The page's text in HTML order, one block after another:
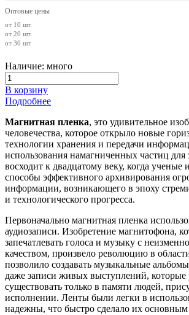
Оптовые цены
от 10 шт.
от 20 шт.
от 30 шт.
Наличие: много
В корзину
Подробнее
Магнитная пленка, это удивительное
человечества, которое открыло новые
технологии хранения и передачи
использования намагниченных частиц
восходит к двадцатому веку, когда
способы эффективного архивирования
информации, возникающего в эпоху
и технологического прогресса.
Первоначально магнитная пленка
аудиозаписи. Изобретение магнитофона,
запечатлевать голоса и музыку с
качеством, произвело революцию в
позволило создавать музыкальные
даже записи живых выступлений, которые
существовать только в памяти людей,
исполнении. Ленты были легки в
надежны, что быстро сделало их